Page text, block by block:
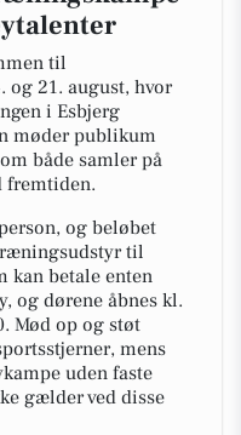
til
og 21. august, hvor
i Esbjerg
møder publikum
både samler på
fremtiden.
og beløbet
til
kan betale enten
og dørene åbnes kl.
Mød op og støt
mens
uden faste
gælder ved disse